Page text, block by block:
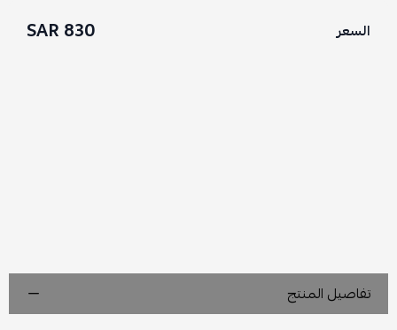
السعر 830 SAR
تفاصيل المنتج